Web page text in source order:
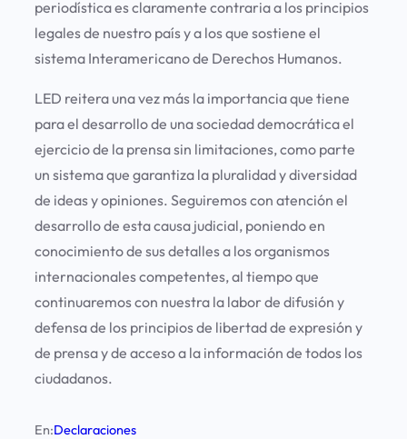
periodística es claramente contraria a los principios
legales de nuestro país y a los que sostiene el
sistema Interamericano de Derechos Humanos.
LED reitera una vez más la importancia que tiene
para el desarrollo de una sociedad democrática el
ejercicio de la prensa sin limitaciones, como parte
un sistema que garantiza la pluralidad y diversidad
de ideas y opiniones. Seguiremos con atención el
desarrollo de esta causa judicial, poniendo en
conocimiento de sus detalles a los organismos
internacionales competentes, al tiempo que
continuaremos con nuestra la labor de difusión y
defensa de los principios de libertad de expresión y
de prensa y de acceso a la información de todos los
ciudadanos.
En:Declaraciones